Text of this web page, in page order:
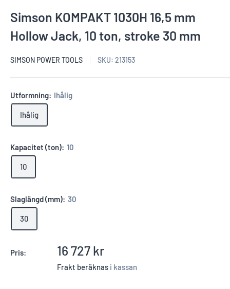
Simson KOMPAKT 1030H 16,5 mm
Hollow Jack, 10 ton, stroke 30 mm
SIMSON POWER TOOLS SKU: 213153
Utformning: Ihålig
Ihålig
Kapacitet (ton): 10
10
Slaglängd (mm): 30
30
Pris: Reapris
16 727 kr
Frakt beräknas i kassan